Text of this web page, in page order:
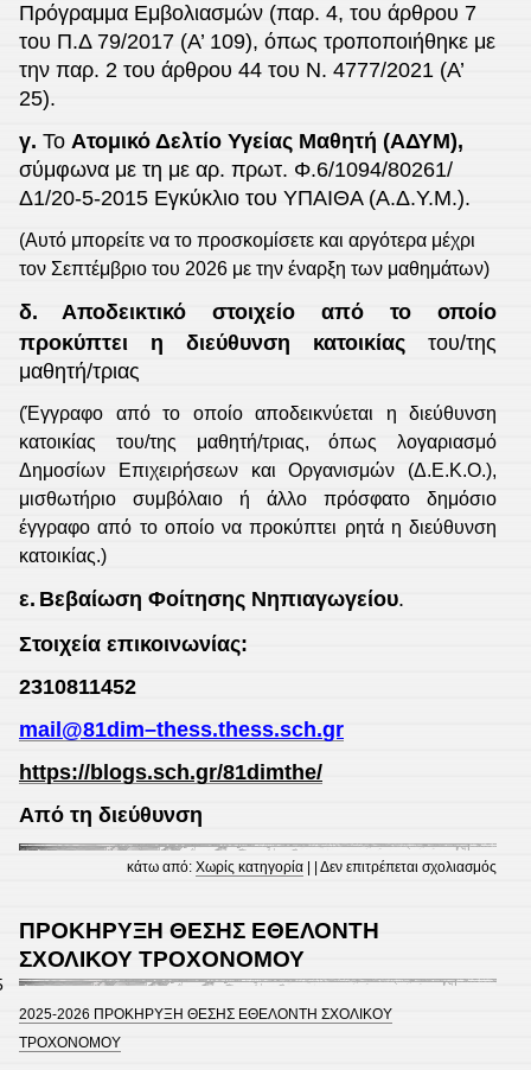
Πρόγραμμα Εμβολιασμών (παρ. 4, του άρθρου 7
του Π.Δ 79/2017 (Α’ 109), όπως τροποποιήθηκε με
την παρ. 2 του άρθρου 44 του Ν. 4777/2021 (Α’
25).
γ. Το Ατομικό Δελτίο Υγείας Μαθητή (ΑΔΥΜ),
σύμφωνα με τη με αρ. πρωτ. Φ.6/1094/80261/
Δ1/20-5-2015 Εγκύκλιο του ΥΠΑΙΘΑ (Α.Δ.Υ.Μ.).
(Αυτό μπορείτε να το προσκομίσετε και αργότερα μέχρι
τον Σεπτέμβριο του 2026 με την έναρξη των μαθημάτων)
δ.
Αποδεικτικό στοιχείο από το οποίο
προκύπτει η διεύθυνση κατοικίας του/της
μαθητή/τριας
(Έγγραφο από το οποίο αποδεικνύεται η διεύθυνση
κατοικίας του/της μαθητή/τριας, όπως λογαριασμό
Δημοσίων Επιχειρήσεων και Οργανισμών (Δ.Ε.Κ.Ο.),
μισθωτήριο συμβόλαιο ή άλλο πρόσφατο δημόσιο
έγγραφο από το οποίο να προκύπτει ρητά η διεύθυνση
κατοικίας.)
ε. Βεβαίωση Φοίτησης Νηπιαγωγείου.
Στοιχεία επικοινωνίας:
2310811452
mail @81dim–thess.thess.sch.gr
https://blogs.sch.gr/81dimthe/
Από τη διεύθυνση
κάτω από:Χωρίς κατηγορία | |Δεν επιτρέπεται σχολιασμός
2027
ΠΡΟΚΗΡΥΞΗ ΘΕΣΗΣ ΕΘΕΛΟΝΤΗ
ΣΧΟΛΙΚΟΥ ΤΡΟΧΟΝΟΜΟΥ
2025-2026 ΠΡΟΚΗΡΥΞΗ ΘΕΣΗΣ ΕΘΕΛΟΝΤΗ ΣΧΟΛΙΚΟΥ
ΤΡΟΧΟΝΟΜΟΥ